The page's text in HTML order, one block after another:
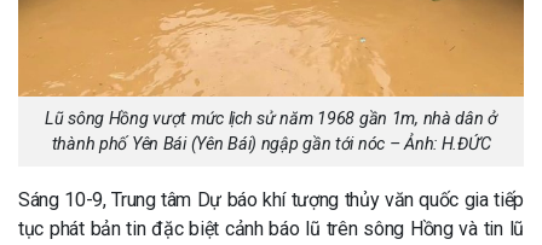
Lũ sông Hồng vượt mức lịch sử năm 1968 gần 1m, nhà dân ở
thành phố Yên Bái (Yên Bái) ngập gần tới nóc – Ảnh: H.ĐỨC
Sáng 10-9, Trung tâm Dự báo khí tượng thủy văn quốc gia tiếp
tục phát bản tin đặc biệt cảnh báo lũ trên sông Hồng và tin lũ